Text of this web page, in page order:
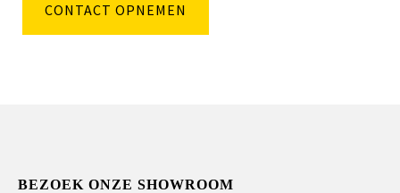
CONTACT OPNEMEN
BEZOEK ONZE SHOWROOM